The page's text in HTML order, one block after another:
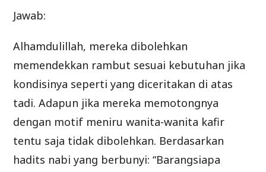
Jawab:
Alhamdulillah, mereka dibolehkan
memendekkan rambut sesuai kebutuhan jika
kondisinya seperti yang diceritakan di atas
tadi. Adapun jika mereka memotongnya
dengan motif meniru wanita-wanita kafir
tentu saja tidak dibolehkan. Berdasarkan
hadits nabi yang berbunyi: “Barangsiapa